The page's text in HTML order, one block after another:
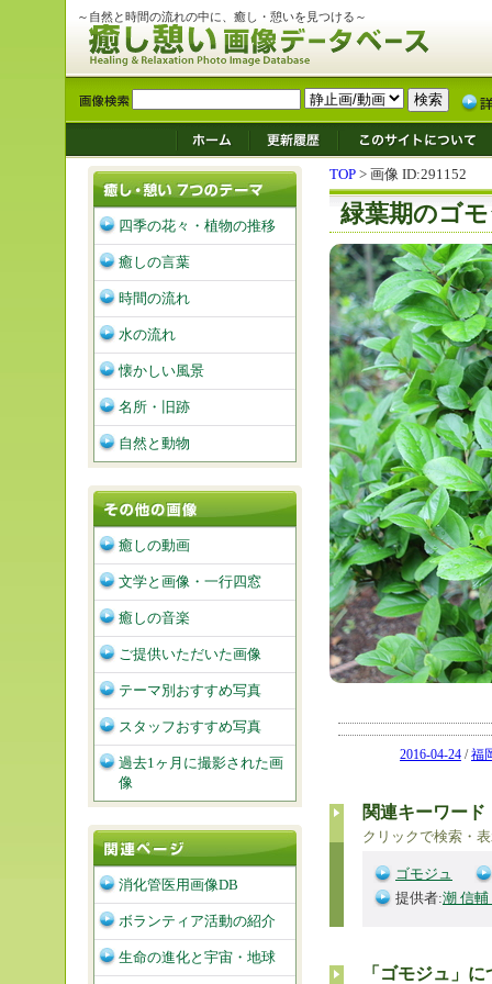
～自然と時間の流れの中に、癒し・憩いを見つける～
TOP > 画像 ID:291152
緑葉期のゴ
2016-04-24 /福
関連キーワード
クリックで検索・
ゴモジュ
提供者:潮 信
「ゴモジュ」
四季の花々・植物の推移
癒しの言葉
時間の流れ
水の流れ
懐かしい風景
名所・旧跡
自然と動物
癒しの動画
文学と画像・一行四窓
癒しの音楽
ご提供いただいた画像
テーマ別おすすめ写真
スタッフおすすめ写真
過去1ヶ月に撮影された画
像
消化管医用画像DB
ボランティア活動の紹介
生命の進化と宇宙・地球